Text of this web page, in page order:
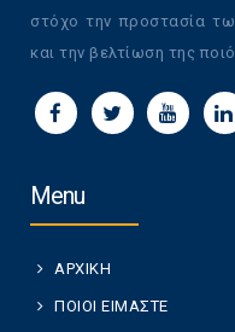
στόχο την προστασία
και την βελτίωση της
Menu
ΑΡΧΙΚΗ
ΠΟΙΟΙ ΕΙΜΑΣΤΕ